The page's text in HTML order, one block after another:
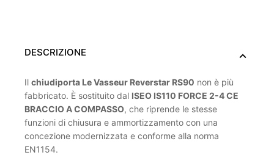
DESCRIZIONE
Il chiudiporta Le Vasseur Reverstar RS90 non è più
fabbricato. È sostituito dal ISEO IS110 FORCE 2-4 CE
BRACCIO A COMPASSO, che riprende le stesse
funzioni di chiusura e ammortizzamento con una
concezione modernizzata e conforme alla norma
EN1154.